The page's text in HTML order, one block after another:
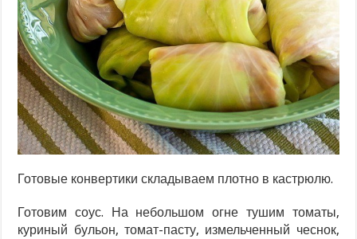
Готовые конвертики складываем плотно в кастрюлю.
Готовим соус. На небольшом огне тушим томаты,
куриный бульон, томат-пасту, измельченный чеснок,